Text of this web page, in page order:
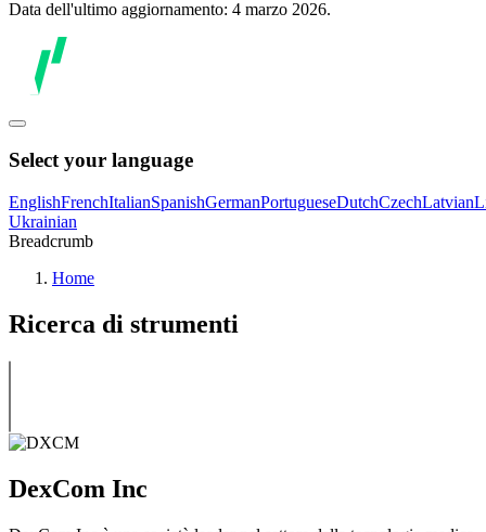
Data dell'ultimo aggiornamento: 4 marzo 2026.
Select your language
EnglishFrenchItalianSpanishGermanPortugueseDutchCzechLatvian
Ukrainian
Breadcrumb
Home
Ricerca di strumenti
DexCom Inc